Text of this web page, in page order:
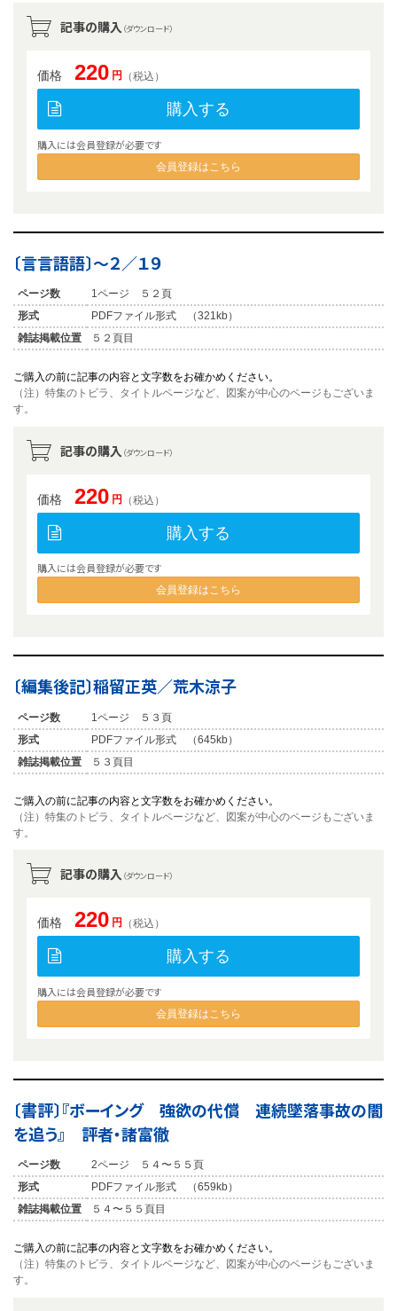
記事の購入 （ダウンロード）
価格 220 円 （税込）
購入する
購入には会員登録が必要です
会員登録はこちら
〔言言語語〕〜２／１９
ページ数
1ページ ５２頁
形式
PDFファイル形式 （321kb）
雑誌掲載位置
５２頁目
ご購入の前に記事の内容と文字数をお確かめください。
（注）特集のトビラ、タイトルページなど、図案が中心のページもございま
す。
記事の購入 （ダウンロード）
価格 220 円 （税込）
購入する
購入には会員登録が必要です
会員登録はこちら
〔編集後記〕稲留正英／荒木涼子
ページ数
1ページ ５３頁
形式
PDFファイル形式 （645kb）
雑誌掲載位置
５３頁目
ご購入の前に記事の内容と文字数をお確かめください。
（注）特集のトビラ、タイトルページなど、図案が中心のページもございま
す。
記事の購入 （ダウンロード）
価格 220 円 （税込）
購入する
購入には会員登録が必要です
会員登録はこちら
〔書評〕『ボーイング 強欲の代償 連続墜落事故の闇
を追う』 評者・諸富徹
ページ数
2ページ ５４〜５５頁
形式
PDFファイル形式 （659kb）
雑誌掲載位置
５４〜５５頁目
ご購入の前に記事の内容と文字数をお確かめください。
（注）特集のトビラ、タイトルページなど、図案が中心のページもございま
す。